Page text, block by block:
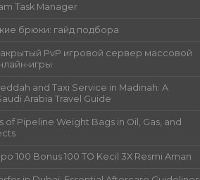
Task Manager
брюки: гайд подбора
PvP игровой сервер массовой
and Taxi Service in Madinah: A
Arabia Travel Guide
of Pipeline Weight Bags in Oil, Gas, and
100 Bonus 100 TO Kecil 3X Resmi Aman